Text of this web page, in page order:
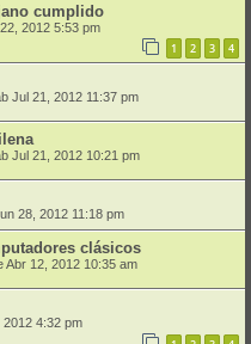
cumplido
2012 5:53 pm
1 2 3 4
Jul 21, 2012 11:37 pm
Jul 21, 2012 10:21 pm
28, 2012 11:18 pm
clásicos
Abr 12, 2012 10:35 am
2012 4:32 pm